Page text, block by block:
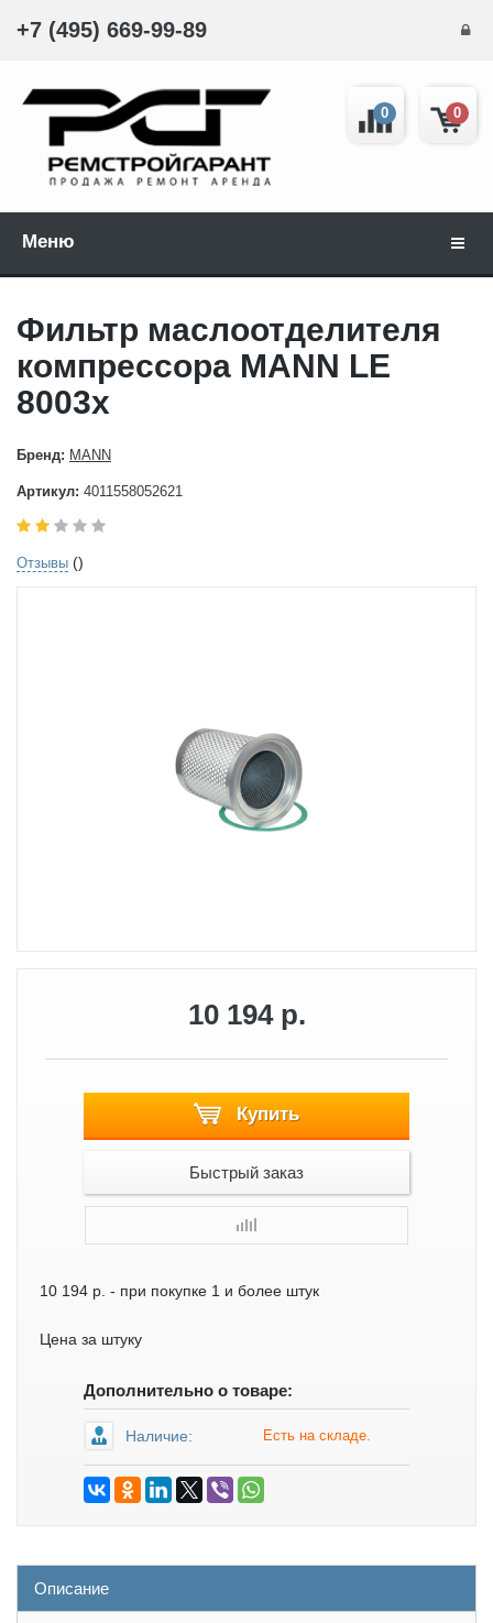
+7 (495) 669-99-89
0
0
Меню
Фильтр маслоотделителя
компрессора MANN LE
8003x
Бренд: MANN
Артикул: 4011558052621
Отзывы ()
10 194 р.
Купить
Быстрый заказ
10 194 р. - при покупке 1 и более штук
Цена за штуку
Дополнительно о товаре:
Наличие: Есть на складе.
Описание